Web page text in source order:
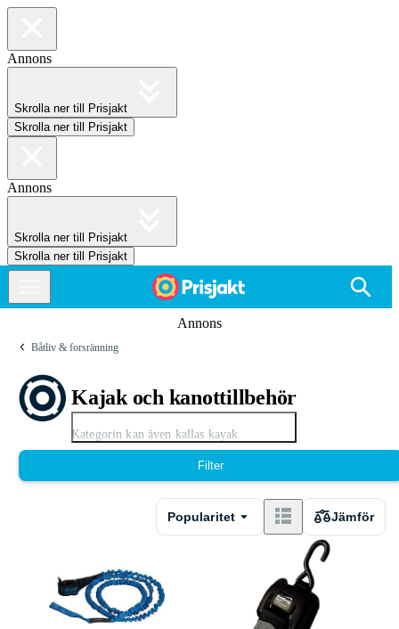
Annons
Skrolla ner till Prisjakt
Skrolla ner till Prisjakt
Annons
Skrolla ner till Prisjakt
Skrolla ner till Prisjakt
Annons
Båtliv & forsränning
Kajak och kanottillbehör
Kategorin kan även kallas kayak.
Expandera
Filter
Popularitet Jämför